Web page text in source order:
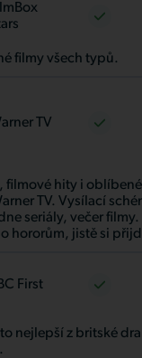
filmy všech typů.
TV
filmové hity i
TV. Vysílací
seriály, večer filmy.
hororům, jistě si
First
to nejlepší z britské